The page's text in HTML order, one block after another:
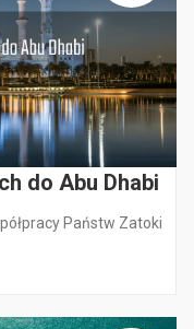
do Abu Dhabi
Państw Zatoki